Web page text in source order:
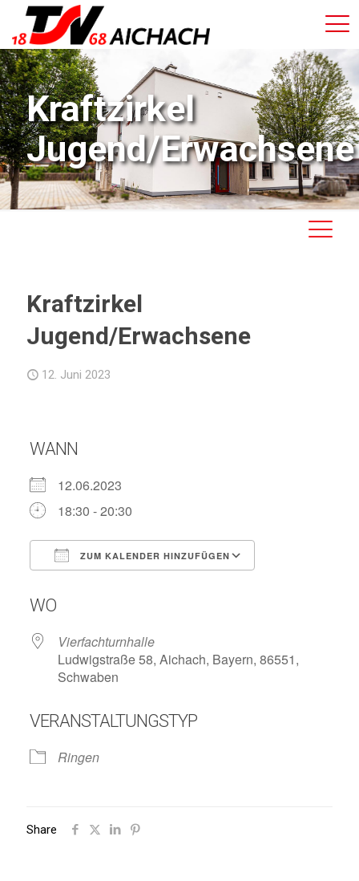
Kraftzirkel
Jugend/Erwachsene
Kraftzirkel
Jugend/Erwachsene
12. Juni 2023
WANN
12.06.2023
18:30 - 20:30
ZUM KALENDER HINZUFÜGEN
WO
Vierfachturnhalle
Ludwigstraße 58, Aichach, Bayern, 86551,
Schwaben
VERANSTALTUNGSTYP
Ringen
Share